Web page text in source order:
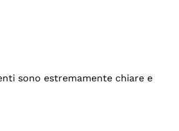
sono estremamente chiare e